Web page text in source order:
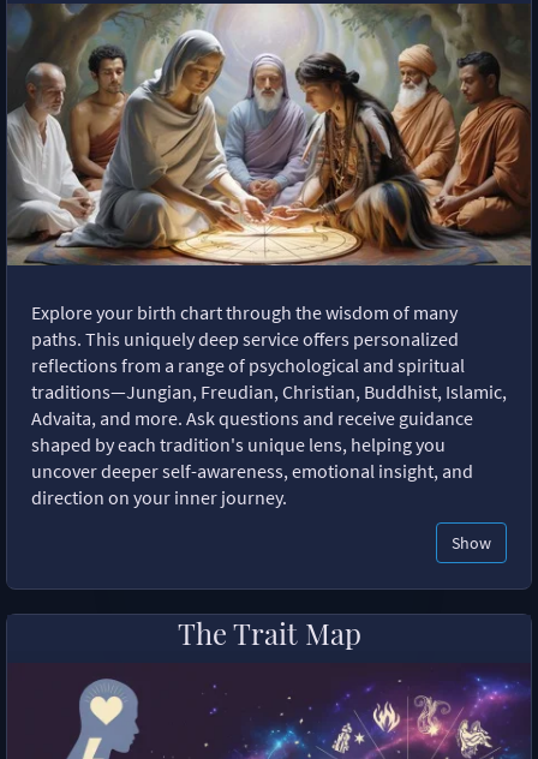
Explore your birth chart through the wisdom of many
paths. This uniquely deep service offers personalized
reflections from a range of psychological and spiritual
traditions—Jungian, Freudian, Christian, Buddhist, Islamic,
Advaita, and more. Ask questions and receive guidance
shaped by each tradition's unique lens, helping you
uncover deeper self-awareness, emotional insight, and
direction on your inner journey.
Show
The Trait Map